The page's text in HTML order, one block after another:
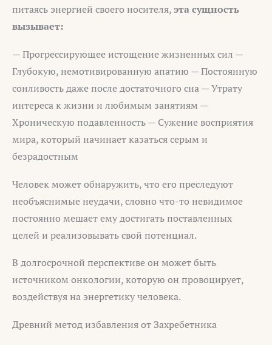
питаясь энергией своего носителя,эта сущность
вызывает:
— Прогрессирующее истощение жизненных сил —
Глубокую, немотивированную апатию — Постоянную
сонливость даже после достаточного сна — Утрату
интереса к жизни и любимым занятиям —
Хроническую подавленность — Сужение восприятия
мира, который начинает казаться серым и
безрадостным
Человек может обнаружить, что его преследуют
необъяснимые неудачи, словно что-то невидимое
постоянно мешает ему достигать поставленных
целей и реализовывать свой потенциал.
В долгосрочной перспективе он может быть
источником онкологии, которую он провоцирует,
воздействуя на энергетику человека.
Древний метод избавления от Захребетника